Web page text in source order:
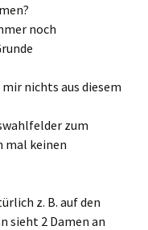
noch
nichts aus diesem
zum
mal keinen
z. B. auf den
sieht 2 Damen an